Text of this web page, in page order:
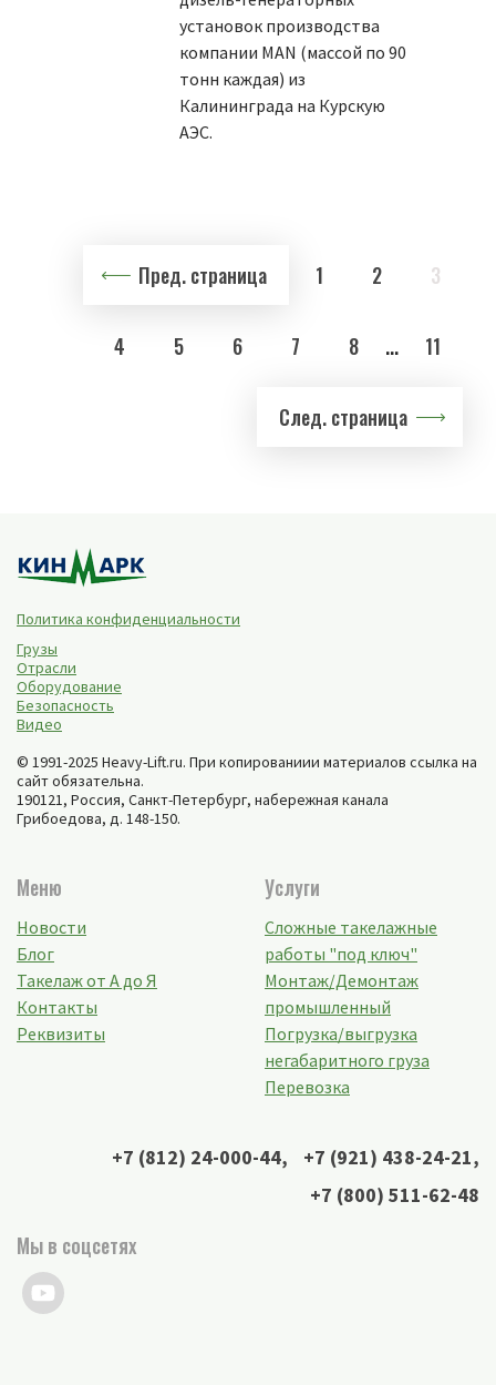
установок производства
компании MAN (массой по 90
тонн каждая) из
Калининграда на Курскую
АЭС.
Пред. страница 1 2 3
4 5 6 7 8 ... 11
След. страница
Политика конфиденциальности
Грузы
Отрасли
Оборудование
Безопасность
Видео
© 1991-2025 Heavy-Lift.ru. При копированиии материалов ссылка на
сайт обязательна.
190121, Россия, Санкт-Петербург, набережная канала
Грибоедова, д. 148-150.
Меню
Новости
Блог
Такелаж от А до Я
Контакты
Реквизиты
Услуги
Сложные такелажные
работы "под ключ"
Монтаж/Демонтаж
промышленный
Погрузка/выгрузка
негабаритного груза
Перевозка
+7 (812) 24-000-44, +7 (921) 438-24-21,
+7 (800) 511-62-48
Мы в соцсетях